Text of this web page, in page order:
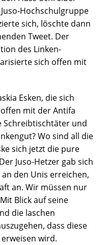
Hochschulgruppe
sich, löschte dann
Tweet. Der
des Linken-
sich offen mit
Esken, die sich
mit der Antifa
Schreibtischtäter und
Wo sind all die
sich jetzt die pure
Juso-Hetzer gab sich
den Unis erreichen,
an. Wir müssen nur
Blick auf seine
die laschen
dass diese
wird.